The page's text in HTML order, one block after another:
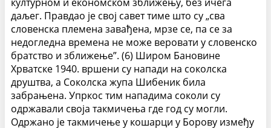
даљег. Правдао је свој савет тиме што су „сва
словенска племена завађена, мрзе се, па се за
недогледна времена не може веровати у словенско
братство и зближење”. (6) Широм Бановине
Хрватске 1940. вршени су напади на соколска
друштва, а Соколска жупа Шибеник била
забрањена. Упркос тим нападима соколи су
одржавали своја такмичења где год су могли.
Одржано је такмичење у кошарци у Борову између